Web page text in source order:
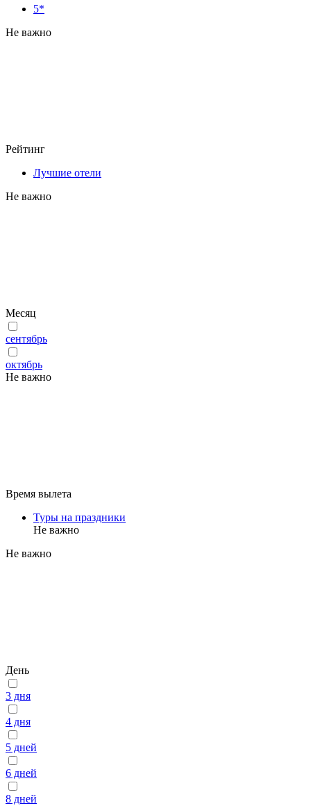
5*
Не важно
Рейтинг
Лучшие отели
Не важно
Месяц
сентябрь
октябрь
Не важно
Время вылета
Туры на праздники
Не важно
Не важно
День
3 дня
4 дня
5 дней
6 дней
8 дней